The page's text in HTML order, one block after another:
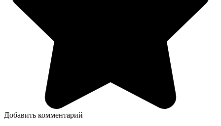
Добавить комментарий